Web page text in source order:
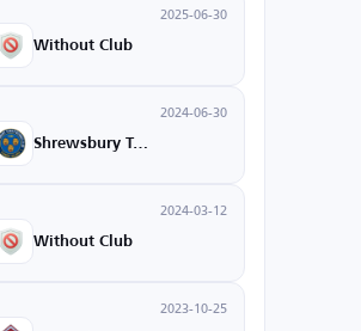
2025-06-30
Without Club
2024-06-30
Shrewsbury Town
2024-03-12
Without Club
2023-10-25